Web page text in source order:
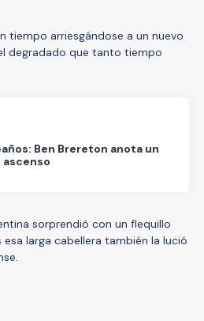
tiempo arriesgándose a un nuevo
degradado que tanto tiempo
Ben Brereton anota un
ascenso
sorprendió con un flequillo
larga cabellera también la lució